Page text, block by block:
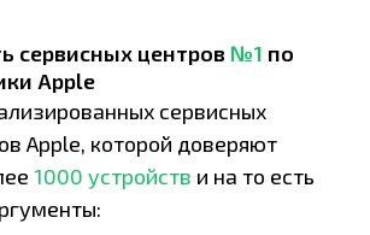
сервисных центров №1 по
Apple
сервисных
Apple, которой доверяют
1000 устройств и на то есть